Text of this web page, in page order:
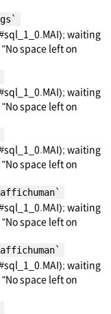
waiting
space left on
waiting
space left on
waiting
space left on
waiting
space left on
waiting
space left on